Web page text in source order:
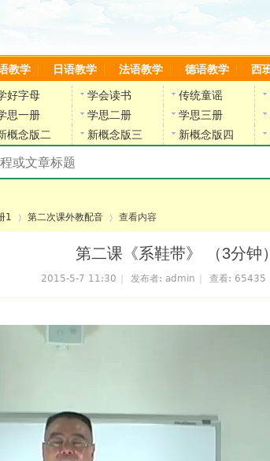
教学 日语教学 法语教学 德语教学 西
好字母 学会读书 传统童谣
思一册
学思二册 学思三册
概念版二
新概念版三 新概念版四
陈雷英语副网站
1 第二次课外教配音
›
查看内容
第二课《系鞋带》 （3分钟）
2015-5-7 11:30 发布者: admin 查看: 65435